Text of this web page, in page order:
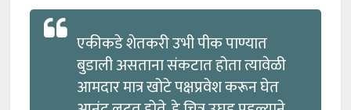
एकीकडे शेतकरी उभी पीक पाण्यात
बुडाली असताना संकटात होता त्यावेळी
आमदार मात्र खोटे पक्षप्रवेश करून घेत